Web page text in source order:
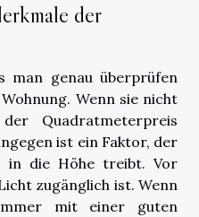
der
man genau überprüfen
Wenn sie nicht
Quadratmeterpreis
ist ein Faktor, der
in die Höhe treibt. Vor
zugänglich ist. Wenn
mit einer guten